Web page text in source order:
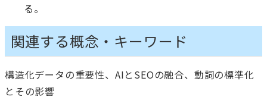
る。
関連する概念・キーワード
構造化データの重要性、AIとSEOの融合、動詞の標準化
とその影響